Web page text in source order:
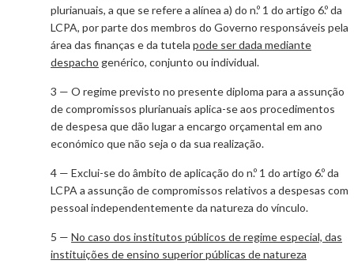
plurianuais, a que se refere a alínea a) do n.º 1 do artigo 6.º da
LCPA, por parte dos membros do Governo responsáveis pela
área das finanças e da tutela pode ser dada mediante
despacho genérico, conjunto ou individual.
3 — O regime previsto no presente diploma para a assunção
de compromissos plurianuais aplica-se aos procedimentos
de despesa que dão lugar a encargo orçamental em ano
económico que não seja o da sua realização.
4 — Exclui-se do âmbito de aplicação do n.º 1 do artigo 6.º da
LCPA a assunção de compromissos relativos a despesas com
pessoal independentemente da natureza do vínculo.
5 — No caso dos institutos públicos de regime especial, das
instituições de ensino superior públicas de natureza